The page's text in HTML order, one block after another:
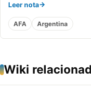
Leer nota
AFA Argentina
Wiki